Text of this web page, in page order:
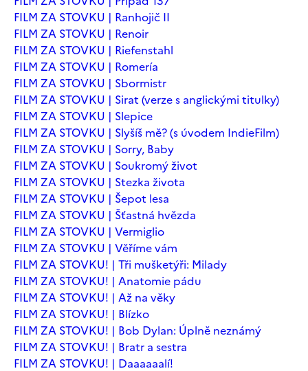
FILM ZA STOVKU | Ranhojič II
FILM ZA STOVKU | Renoir
FILM ZA STOVKU | Riefenstahl
FILM ZA STOVKU | Romería
FILM ZA STOVKU | Sbormistr
FILM ZA STOVKU | Sirat (verze s anglickými titulky)
FILM ZA STOVKU | Slepice
FILM ZA STOVKU | Slyšíš mě? (s úvodem IndieFilm)
FILM ZA STOVKU | Sorry, Baby
FILM ZA STOVKU | Soukromý život
FILM ZA STOVKU | Stezka života
FILM ZA STOVKU | Šepot lesa
FILM ZA STOVKU | Šťastná hvězda
FILM ZA STOVKU | Vermiglio
FILM ZA STOVKU | Věříme vám
FILM ZA STOVKU! | Tři mušketýři: Milady
FILM ZA STOVKU! | Anatomie pádu
FILM ZA STOVKU! | Až na věky
FILM ZA STOVKU! | Blízko
FILM ZA STOVKU! | Bob Dylan: Úplně neznámý
FILM ZA STOVKU! | Bratr a sestra
FILM ZA STOVKU! | Daaaaaalí!